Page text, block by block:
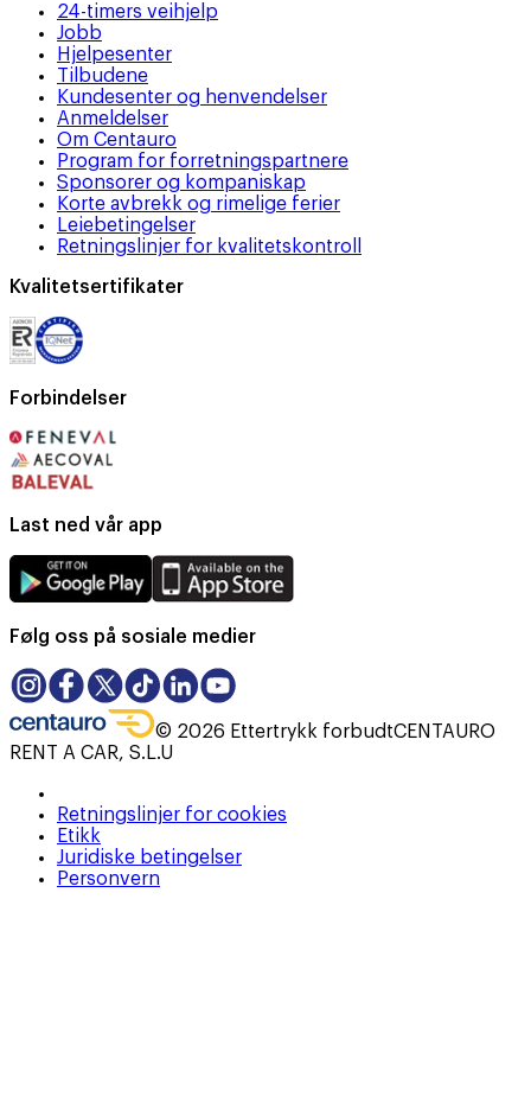
24-timers veihjelp
Jobb
Hjelpesenter
Tilbudene
Kundesenter og henvendelser
Anmeldelser
Om Centauro
Program for forretningspartnere
Sponsorer og kompaniskap
Korte avbrekk og rimelige ferier
Leiebetingelser
Retningslinjer for kvalitetskontroll
Kvalitetsertifikater
Forbindelser
Last ned vår app
Følg oss på sosiale medier
© 2026 Ettertrykk forbudtCENTAURO
RENT A CAR, S.L.U
Retningslinjer for cookies
Etikk
Juridiske betingelser
Personvern